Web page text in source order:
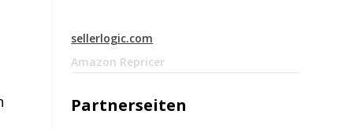
sellerlogic.com
Amazon Repricer
Partnerseiten